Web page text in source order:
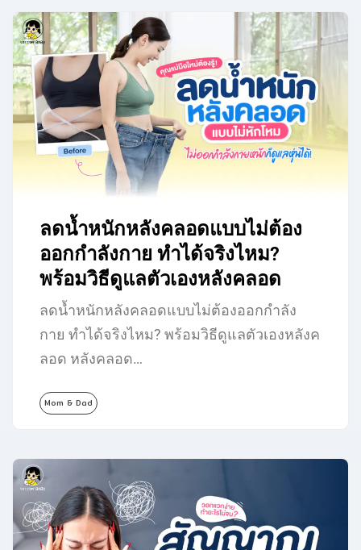
ลดน้ำหนักหลังคลอดแบบไม่ต้อง
ออกกำลังกาย ทำได้จริงไหม?
พร้อมวิธีดูแลตัวเองหลังคลอด
ลดน้ำหนักหลังคลอดแบบไม่ต้องออกกำลัง
กาย ทำได้จริงไหม? พร้อมวิธีดูแลตัวเองหลังค
ลอด หลังคลอด…
Mom & Dad